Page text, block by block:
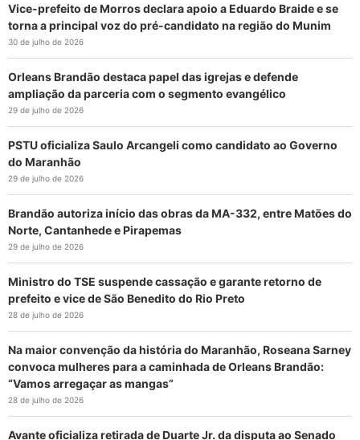
Vice-prefeito de Morros declara apoio a Eduardo Braide e se
torna a principal voz do pré-candidato na região do Munim
30 de julho de 2026
Orleans Brandão destaca papel das igrejas e defende
ampliação da parceria com o segmento evangélico
29 de julho de 2026
PSTU oficializa Saulo Arcangeli como candidato ao Governo
do Maranhão
29 de julho de 2026
Brandão autoriza início das obras da MA-332, entre Matões do
Norte, Cantanhede e Pirapemas
29 de julho de 2026
Ministro do TSE suspende cassação e garante retorno de
prefeito e vice de São Benedito do Rio Preto
28 de julho de 2026
Na maior convenção da história do Maranhão, Roseana Sarney
convoca mulheres para a caminhada de Orleans Brandão:
“Vamos arregaçar as mangas”
28 de julho de 2026
Avante oficializa retirada de Duarte Jr. da disputa ao Senado